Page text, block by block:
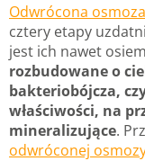
Odwrócona osmoza
cztery etapy
jest ich nawet
rozbudowane o
bakteriobójcza,
właściwości, na
mineralizujące.
odwróconej